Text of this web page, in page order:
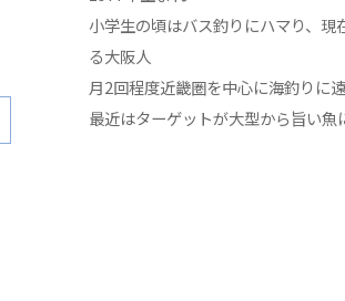
小学生の頃はバス釣りにハマり、現
る大阪人
月2回程度近畿圏を中心に海釣りに
最近はターゲットが大型から旨い魚